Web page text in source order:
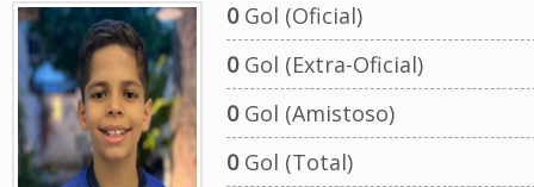
0Gol (Oficial)
0Gol (Extra-Oficial)
0Gol (Amistoso)
0Gol (Total)